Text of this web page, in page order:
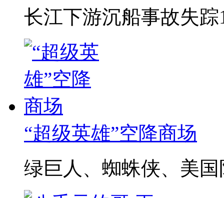
长江下游沉船事故失
“超级英雄”空降商场
绿巨人、蜘蛛侠、美